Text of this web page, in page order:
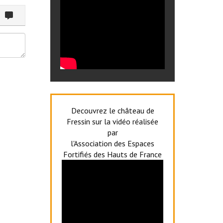
Decouvrez le château de
Fressin sur la vidéo réalisée
par
l'Association des Espaces
Fortifiés des Hauts de France